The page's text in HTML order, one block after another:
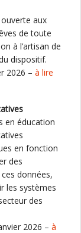
aux
de toute
à l’artisan de
dispositif.
2026 – à lire
en éducation
en fonction
des
données,
les systèmes
des
2026 – à